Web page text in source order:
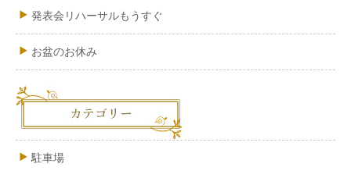
発表会リハーサルもうすぐ
お盆のお休み
駐車場